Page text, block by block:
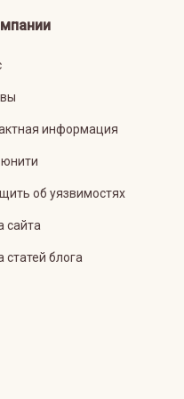
информация
об уязвимостях
сайта
статей блога